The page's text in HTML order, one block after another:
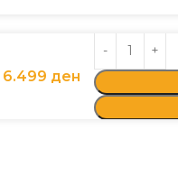
6.499 ден